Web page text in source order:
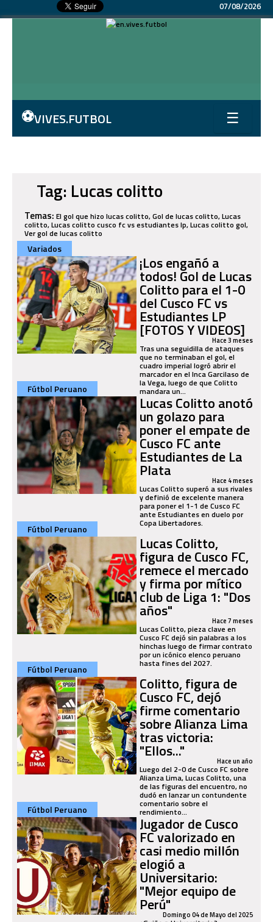
07/08/2026
⚽VIVES.FUTBOL ☰
Tag: Lucas colitto
Temas: El gol que hizo lucas colitto, Gol de lucas colitto, Lucas
colitto, Lucas colitto cusco fc vs estudiantes lp, Lucas colitto gol,
Ver gol de lucas colitto
Variados
¡Los engañó a
todos! Gol de Lucas
Colitto para el 1-0
del Cusco FC vs
Estudiantes LP
[FOTOS Y VIDEOS]
Hace 3 meses
Tras una seguidilla de ataques
que no terminaban el gol, el
cuadro imperial logró abrir el
marcador en el Inca Garcilaso de
la Vega, luego de que Colitto
mandara un...
Fútbol Peruano
Lucas Colitto anotó
un golazo para
poner el empate de
Cusco FC ante
Estudiantes de La
Plata Hace 4 meses
Lucas Colitto superó a sus rivales
y definió de excelente manera
para poner el 1-1 de Cusco FC
ante Estudiantes en duelo por
Copa Libertadores.
Fútbol Peruano
Lucas Colitto,
figura de Cusco FC,
remece el mercado
y firma por mítico
club de Liga 1: "Dos
años" Hace 7 meses
Lucas Colitto, pieza clave en
Cusco FC dejó sin palabras a los
hinchas luego de firmar contrato
por un icónico elenco peruano
hasta fines del 2027.
Fútbol Peruano
Colitto, figura de
Cusco FC, dejó
firme comentario
sobre Alianza Lima
tras victoria:
"Ellos..." Hace un año
Luego del 2-0 de Cusco FC sobre
Alianza Lima, Lucas Colitto, una
de las figuras del encuentro, no
dudó en lanzar un contundente
comentario sobre el
rendimiento...
Fútbol Peruano
Jugador de Cusco
FC valorizado en
casi medio millón
elogió a
Universitario:
"Mejor equipo de
Perú"Domingo 04 de Mayo del 2025